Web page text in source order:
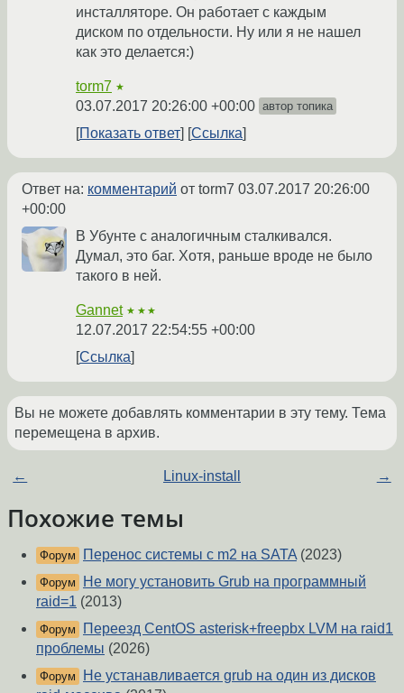
инсталляторе. Он работает с каждым
диском по отдельности. Ну или я не нашел
как это делается:)
torm7 ★
03.07.2017 20:26:00 +00:00 автор топика
Показать ответ Ссылка
Ответ на: комментарий от torm7 03.07.2017 20:26:00
+00:00
В Убунте с аналогичным сталкивался.
Думал, это баг. Хотя, раньше вроде не было
такого в ней.
Gannet ★★★
12.07.2017 22:54:55 +00:00
Ссылка
Вы не можете добавлять комментарии в эту тему. Тема
перемещена в архив.
← Linux-install →
Похожие темы
Форум Перенос системы с m2 на SATA (2023)
Форум
Не могу установить Grub на программный
raid=1 (2013)
Форум
Переезд CentOS asterisk+freepbx LVM на raid1
проблемы (2026)
Форум
Не устанавливается grub на один из дисков